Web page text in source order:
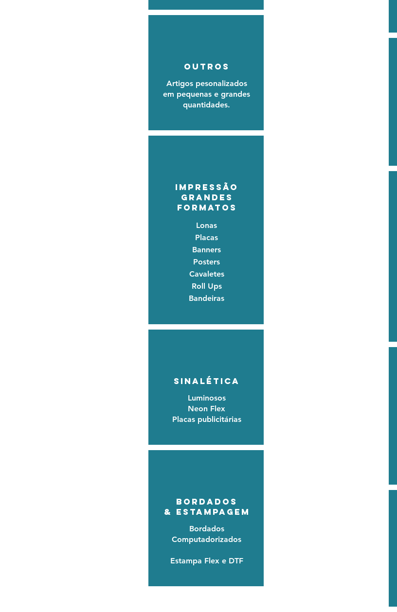
outros
Artigos pesonalizados
em pequenas e grandes
quantidades.
IMPRESSÃO
GRANDES
FORMATOS
Lonas
Placas
Banners
Posters
Cavaletes
Roll Ups
Bandeiras
SINALÉTICA
Luminosos
Neon Flex
Placas publicitárias
Bordados
& Estampagem
Bordados
Computadorizados
Estampa Flex e DTF